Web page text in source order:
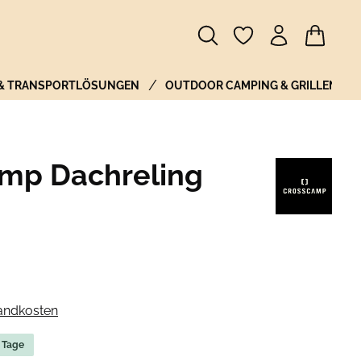
TRANSPORTLÖSUNGEN OUTDOOR CAMPING & GRILLEN
Dachreling